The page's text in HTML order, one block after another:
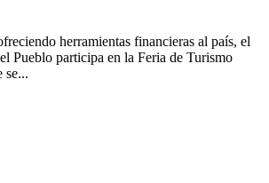
herramientas financieras al país, el
Pueblo participa en la Feria de Turismo
se...